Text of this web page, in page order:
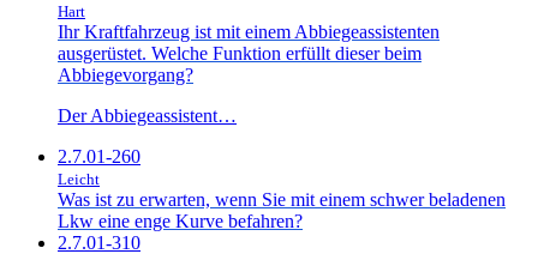
Hart
Ihr Kraftfahrzeug ist mit einem Abbiegeassistenten
ausgerüstet. Welche Funktion erfüllt dieser beim
Abbiegevorgang?
Der Abbiegeassistent…
2.7.01-260
Leicht
Was ist zu erwarten, wenn Sie mit einem schwer beladenen
Lkw eine enge Kurve befahren?
2.7.01-310